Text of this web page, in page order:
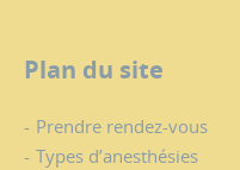
Plan du site
Prendre rendez-vous
Types d’anesthésies